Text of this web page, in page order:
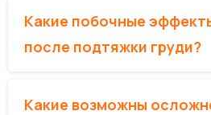
Какие побочные
после подтяжки груди?
Какие возможны